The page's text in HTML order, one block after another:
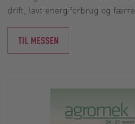
drift, lavt energiforbrug og
TIL MESSEN